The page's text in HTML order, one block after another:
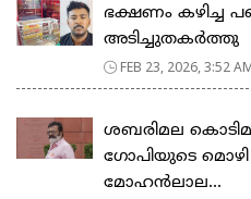
ഭക്ഷണം കഴിച്ച
അടിച്ചുതകർത്തു
FEB 23, 2026, 3:52
ശബരിമല
ഗോപിയുടെ മൊഴി
മോഹൻലാല...